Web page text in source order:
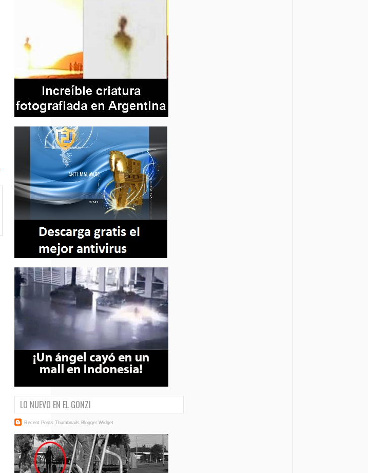
LO NUEVO EN EL GONZI
Recent Posts Thumbnails Blogger Widget